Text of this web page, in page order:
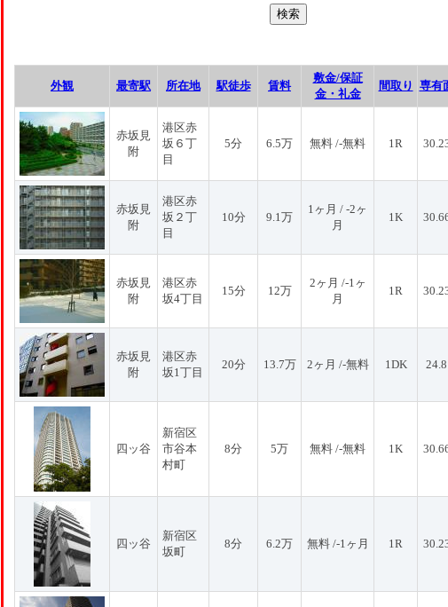
外観 最寄駅 所在地 駅徒歩 賃料
敷金/保証
金・礼金
間取り 専有
赤坂見
附
港区赤
坂６丁
目
5分 6.5万 無料 /-無料 1R
赤坂見
附
港区赤
坂２丁
目
10分 9.1万
1ヶ月 / -2ヶ
月
1K
赤坂見
附
港区赤
坂4丁目
15分 12万
2ヶ月 /-1ヶ
月
1R
赤坂見
附
港区赤
坂1丁目
20分 13.7万 2ヶ月 /-無料 1DK
四ッ谷
新宿区
市谷本
村町
8分 5万 無料 /-無料 1K
四ッ谷
新宿区
坂町
8分 6.2万 無料 /-1ヶ月 1R